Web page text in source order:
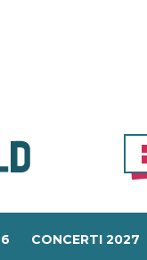
CONCERTI 2027